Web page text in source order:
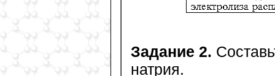
Задание 2.
натрия.